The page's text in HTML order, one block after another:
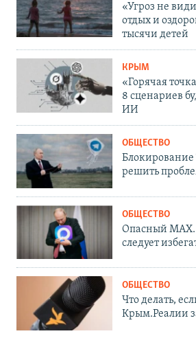
«Угроз не
отдых и
тысячи детей
КРЫМ
«Горячая
8 сценариев
ИИ
ОБЩЕСТВО
Блокирование
решить
ОБЩЕСТВО
Опасный MAX.
следует
ОБЩЕСТВО
Что делать,
Крым.Реалии